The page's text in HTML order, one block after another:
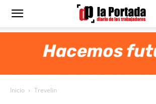
Diario
Inicio Trevelin